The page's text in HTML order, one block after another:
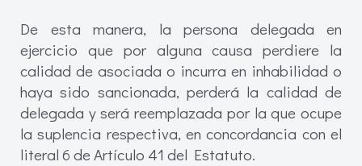
De esta manera, la persona delegada en
ejercicio que por alguna causa perdiere la
calidad de asociada o incurra en inhabilidad o
haya sido sancionada, perderá la calidad de
delegada y será reemplazada por la que ocupe
la suplencia respectiva, en concordancia con el
literal 6 de Artículo 41 del Estatuto.